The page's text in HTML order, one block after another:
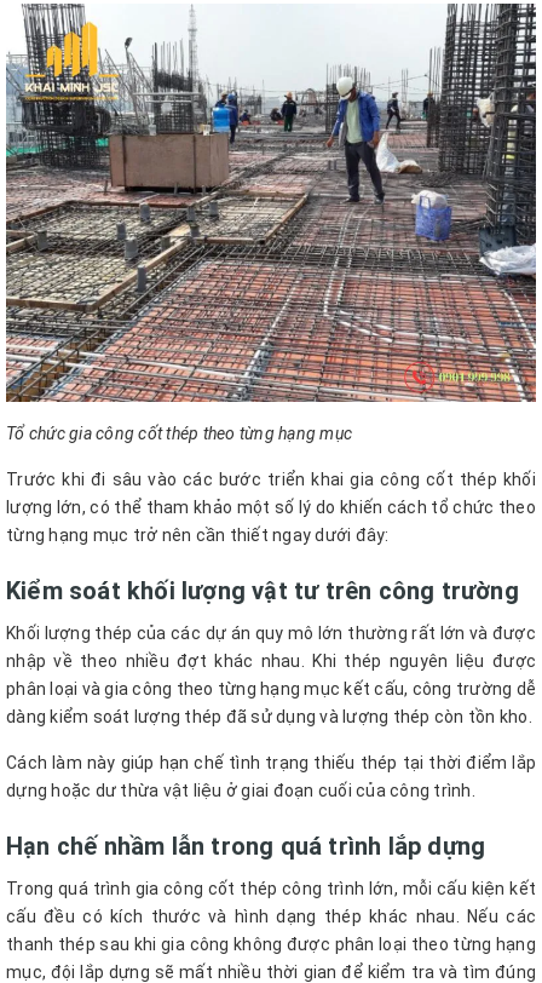
Tổ chức gia công cốt thép theo từng hạng mục
Trước khi đi sâu vào các bước triển khai gia công cốt thép khối
lượng lớn, có thể tham khảo một số lý do khiến cách tổ chức theo
từng hạng mục trở nên cần thiết ngay dưới đây:
Kiểm soát khối lượng vật tư trên công trường
Khối lượng thép của các dự án quy mô lớn thường rất lớn và được
nhập về theo nhiều đợt khác nhau. Khi thép nguyên liệu được
phân loại và gia công theo từng hạng mục kết cấu, công trường dễ
dàng kiểm soát lượng thép đã sử dụng và lượng thép còn tồn kho.
Cách làm này giúp hạn chế tình trạng thiếu thép tại thời điểm lắp
dựng hoặc dư thừa vật liệu ở giai đoạn cuối của công trình.
Hạn chế nhầm lẫn trong quá trình lắp dựng
Trong quá trình gia công cốt thép công trình lớn, mỗi cấu kiện kết
cấu đều có kích thước và hình dạng thép khác nhau. Nếu các
thanh thép sau khi gia công không được phân loại theo từng hạng
mục, đội lắp dựng sẽ mất nhiều thời gian để kiểm tra và tìm đúng